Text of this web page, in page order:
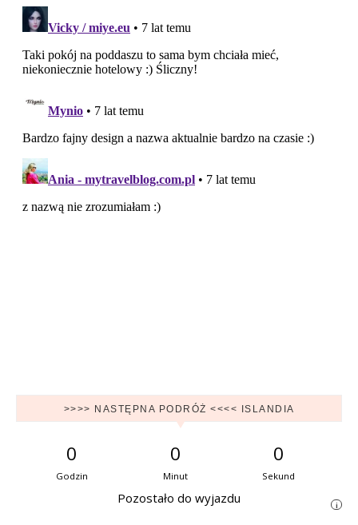
>>>> NASTĘPNA PODRÓŻ <<<< ISLANDIA
0
Godzin
0
Minut
0
Sekund
Pozostało do wyjazdu i